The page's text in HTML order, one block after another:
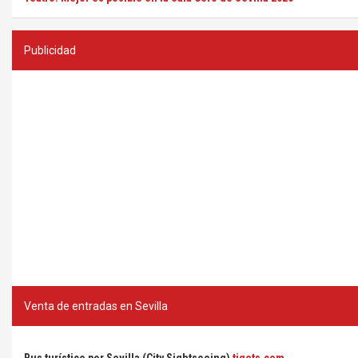
Publicidad
Venta de entradas en Sevilla